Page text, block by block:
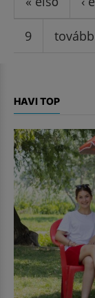
9 tovább
HAVI TOP